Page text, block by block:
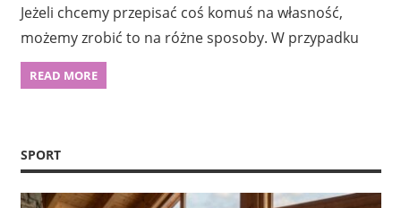
Jeżeli chcemy przepisać coś komuś na własność,
możemy zrobić to na różne sposoby. W przypadku
READ MORE
SPORT